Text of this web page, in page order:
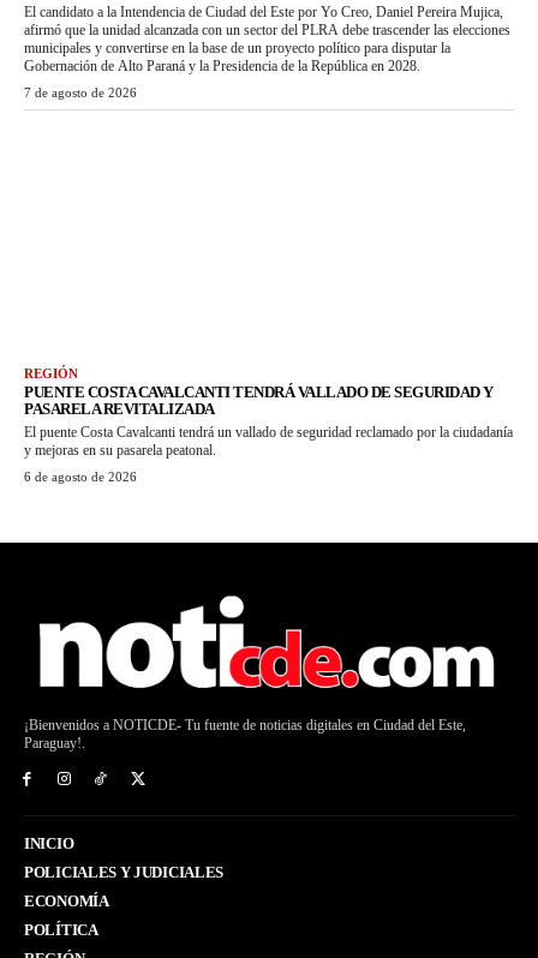
El candidato a la Intendencia de Ciudad del Este por Yo Creo, Daniel Pereira Mujica,
afirmó que la unidad alcanzada con un sector del PLRA debe trascender las elecciones
municipales y convertirse en la base de un proyecto político para disputar la
Gobernación de Alto Paraná y la Presidencia de la República en 2028.
7 de agosto de 2026
REGIÓN
PUENTE COSTA CAVALCANTI TENDRÁ VALLADO DE SEGURIDAD Y
PASARELA REVITALIZADA
El puente Costa Cavalcanti tendrá un vallado de seguridad reclamado por la ciudadanía
y mejoras en su pasarela peatonal.
6 de agosto de 2026
¡Bienvenidos a NOTICDE- Tu fuente de noticias digitales en Ciudad del Este,
Paraguay!.
INICIO
POLICIALES Y JUDICIALES
ECONOMÍA
POLÍTICA